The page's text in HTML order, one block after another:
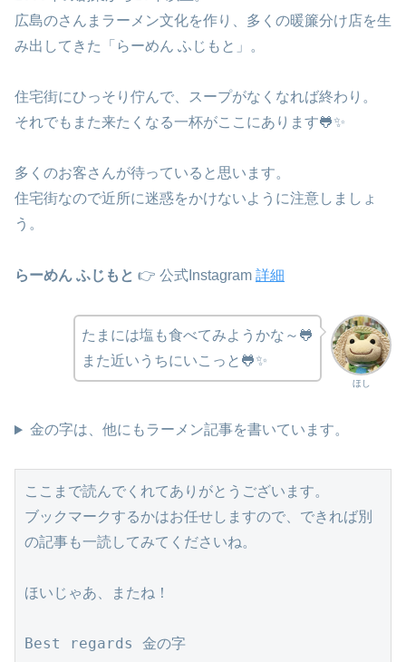
広島のさんまラーメン文化を作り、多くの暖簾分け店を生
み出してきた「らーめん ふじもと」。
住宅街にひっそり佇んで、スープがなくなれば終わり。
それでもまた来たくなる一杯がここにあります🐸✨
多くのお客さんが待っていると思います。
住宅街なので近所に迷惑をかけないように注意しましょ
う。
らーめん ふじもと 👉 公式Instagram 詳細
ほし
たまには塩も食べてみようかな～🐸
また近いうちにいこっと🐸✨
金の字は、他にもラーメン記事を書いています。
ここまで読んでくれてありがとうございます。
ブックマークするかはお任せしますので、できれば別
の記事も一読してみてくださいね。
ほいじゃあ、またね！
Best regards 金の字